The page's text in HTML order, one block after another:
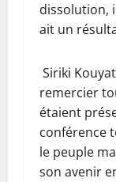
dissolution,
ait un
Siriki
remercier
étaient
conférence
le peuple
son avenir